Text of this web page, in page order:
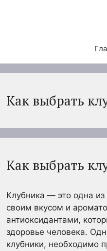
Как выбрать
Как выбрать
Клубника — это одна
своим вкусом и
антиоксидантами,
здоровье человека.
клубники, необходимо